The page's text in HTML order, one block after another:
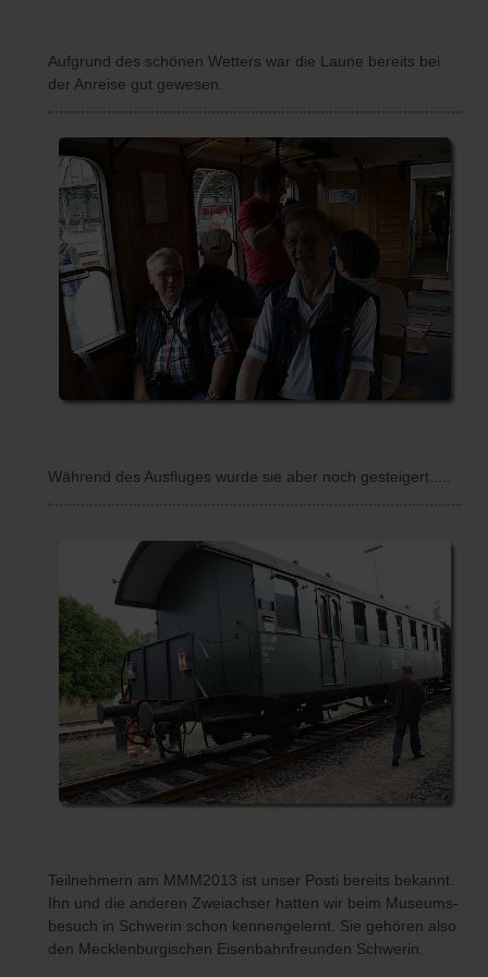
Aufgrund des schönen Wetters war die Laune bereits bei
der Anreise gut gewesen.
Während des Ausfluges wurde sie aber noch gesteigert.....
Teilnehmern am MMM2013 ist unser Posti bereits bekannt.
Ihn und die anderen Zweiachser hatten wir beim Museums-
besuch in Schwerin schon kennengelernt. Sie gehören also
den Mecklenburgischen Eisenbahnfreunden Schwerin.